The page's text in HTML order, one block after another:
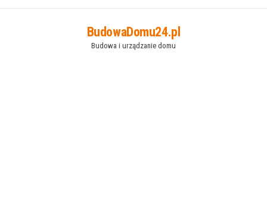
BudowaDomu24.pl
Budowa i urządzanie domu